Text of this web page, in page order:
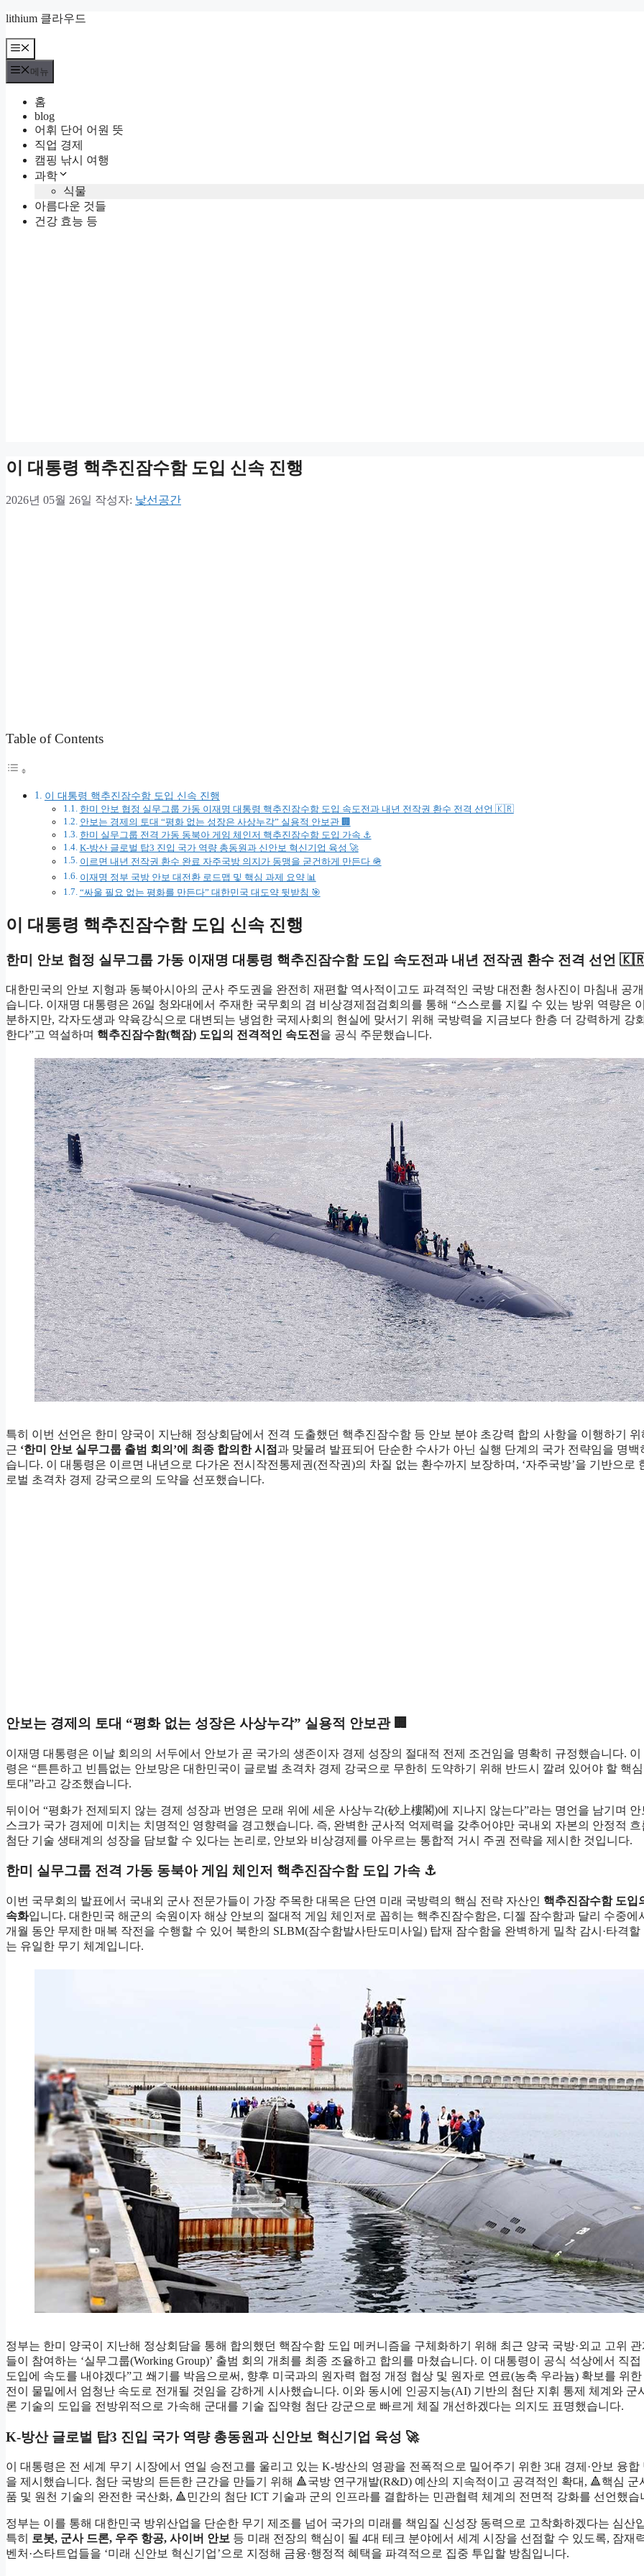
컨
츠
로
lithium 클라우드
메
뉴
메뉴
홈
blog
어휘 단어 어원 뜻
직업 경제
캠핑 낚시 여행
과학
식물
아름다운 것들
건강 효능 등
이 대통령 핵추진잠수함 도입 신속 진행
2026년 05월 26일 작성자: 낯선공간
Table of Contents
이 대통령 핵추진잠수함 도입 신속 진행
한미 안보 협정 실무그룹 가동 이재명 대통령 핵추진잠수함 도입 속도전과 내년 전작권 환수 전격 선언 🇰🇷
안보는 경제의 토대 “평화 없는 성장은 사상누각” 실용적 안보관 🏢
한미 실무그룹 전격 가동 동북아 게임 체인저 핵추진잠수함 도입 가속 ⚓
K-방산 글로벌 탑3 진입 국가 역량 총동원과 신안보 혁신기업 육성 🚀
이르면 내년 전작권 환수 완료 자주국방 의지가 동맹을 굳건하게 만든다 🪖
이재명 정부 국방 안보 대전환 로드맵 및 핵심 과제 요약 📊
“싸울 필요 없는 평화를 만든다” 대한민국 대도약 뒷받침 🎯
이 대통령 핵추진잠수함 도입 신속 진행
한미 안보 협정 실무그룹 가동 이재명 대통령 핵추진잠수함 도입 속도전과 내년 전작권 환수 전격 선언
대한민국의 안보 지형과 동북아시아의 군사 주도권을 완전히 재편할 역사적이고도 파격적인 국방 대전환 청사진이 마침내 공
습니다. 이재명 대통령은 26일 청와대에서 주재한 국무회의 겸 비상경제점검회의를 통해 “스스로를 지킬 수 있는 방위 역량은
분하지만, 각자도생과 약육강식으로 대변되는 냉엄한 국제사회의 현실에 맞서기 위해 국방력을 지금보다 한층 더 강력하게 강
한다”고 역설하며 핵추진잠수함(핵잠) 도입의 전격적인 속도전 을 공식 주문했습니다.
특히 이번 선언은 한미 양국이 지난해 정상회담에서 전격 도출했던 핵추진잠수함 등 안보 분야 초강력 합의 사항을 이행하기 위
근 ‘한미 안보 실무그룹 출범 회의’에 최종 합의한 시점 과 맞물려 발표되어 단순한 수사가 아닌 실행 단계의 국가 전략임을 명백
습니다. 이 대통령은 이르면 내년으로 다가온 전시작전통제권(전작권)의 차질 없는 환수까지 보장하며, ‘자주국방’을 기반으로
로벌 초격차 경제 강국으로의 도약을 선포했습니다.
안보는 경제의 토대 “평화 없는 성장은 사상누각” 실용적 안보관 🏢
이재명 대통령은 이날 회의의 서두에서 안보가 곧 국가의 생존이자 경제 성장의 절대적 전제 조건임을 명확히 규정했습니다. 이
령은 “튼튼하고 빈틈없는 안보망은 대한민국이 글로벌 초격차 경제 강국으로 무한히 도약하기 위해 반드시 깔려 있어야 할 핵
토대”라고 강조했습니다.
뒤이어 “평화가 전제되지 않는 경제 성장과 번영은 모래 위에 세운 사상누각(砂上樓閣)에 지나지 않는다”라는 명언을 남기며 안
스크가 국가 경제에 미치는 치명적인 영향력을 경고했습니다. 즉, 완벽한 군사적 억제력을 갖추어야만 국내외 자본의 안정적 흐
첨단 기술 생태계의 성장을 담보할 수 있다는 논리로, 안보와 비상경제를 아우르는 통합적 거시 주권 전략을 제시한 것입니다.
한미 실무그룹 전격 가동 동북아 게임 체인저 핵추진잠수함 도입 가속 ⚓
이번 국무회의 발표에서 국내외 군사 전문가들이 가장 주목한 대목은 단연 미래 국방력의 핵심 전략 자산인 핵추진잠수함 도입
속화입니다. 대한민국 해군의 숙원이자 해상 안보의 절대적 게임 체인저로 꼽히는 핵추진잠수함은, 디젤 잠수함과 달리 수중에
개월 동안 무제한 매복 작전을 수행할 수 있어 북한의 SLBM(잠수함발사탄도미사일) 탑재 잠수함을 완벽하게 밀착 감시·타격할
는 유일한 무기 체계입니다.
정부는 한미 양국이 지난해 정상회담을 통해 합의했던 핵잠수함 도입 메커니즘을 구체화하기 위해 최근 양국 국방·외교 고위
들이 참여하는 ‘실무그룹(Working Group)’ 출범 회의 개최를 최종 조율하고 합의를 마쳤습니다. 이 대통령이 공식 석상에서 직접
도입에 속도를 내야겠다”고 쐐기를 박음으로써, 향후 미국과의 원자력 협정 개정 협상 및 원자로 연료(농축 우라늄) 확보를 위
전이 물밑에서 엄청난 속도로 전개될 것임을 강하게 시사했습니다. 이와 동시에 인공지능(AI) 기반의 첨단 지휘 통제 체계와 군
론 기술의 도입을 전방위적으로 가속해 군대를 기술 집약형 첨단 강군으로 빠르게 체질 개선하겠다는 의지도 표명했습니다.
K-방산 글로벌 탑3 진입 국가 역량 총동원과 신안보 혁신기업 육성 🚀
이 대통령은 전 세계 무기 시장에서 연일 승전고를 울리고 있는 K-방산의 영광을 전폭적으로 밀어주기 위한 3대 경제·안보 융합
을 제시했습니다. 첨단 국방의 든든한 근간을 만들기 위해 🔺국방 연구개발(R&D) 예산의 지속적이고 공격적인 확대, 🔺핵심 군
품 및 원천 기술의 완전한 국산화, 🔺민간의 첨단 ICT 기술과 군의 인프라를 결합하는 민관협력 체계의 전면적 강화를 선언했습
정부는 이를 통해 대한민국 방위산업을 단순한 무기 제조를 넘어 국가의 미래를 책임질 신성장 동력으로 고착화하겠다는 심산
특히 로봇, 군사 드론, 우주 항공, 사이버 안보 등 미래 전장의 핵심이 될 4대 테크 분야에서 세계 시장을 선점할 수 있도록, 잠재
벤처·스타트업들을 ‘미래 신안보 혁신기업’으로 지정해 금융·행정적 혜택을 파격적으로 집중 투입할 방침입니다.